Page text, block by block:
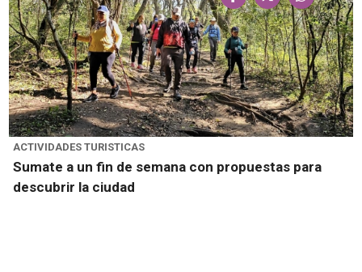
ACTIVIDADES TURISTICAS
Sumate a un fin de semana con propuestas para
descubrir la ciudad